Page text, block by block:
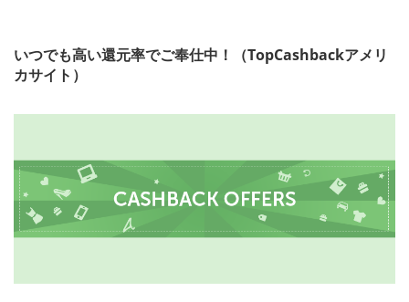
いつでも高い還元率でご奉仕中！（TopCashbackアメリ
カサイト）